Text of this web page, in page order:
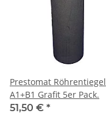
Prestomat Röhrentiegel
A1+B1 Grafit 5er Pack.
51,50 € *